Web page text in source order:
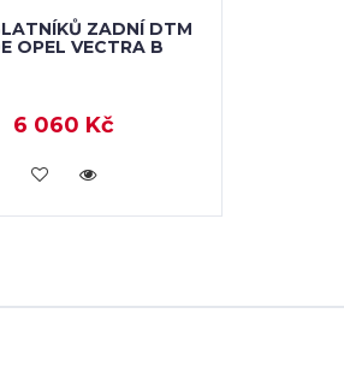
ZADNÍ DTM
OPEL VECTRA B
6 060 Kč
KOUPIT